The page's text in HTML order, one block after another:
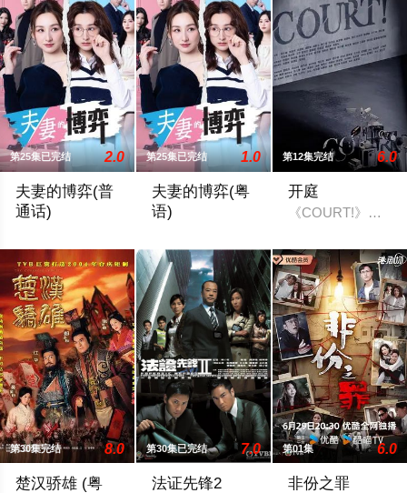
第25集已完结 2.0
夫妻的博弈(普
通话)
第25集已完结 1.0
夫妻的博弈(粤
语)
第12集完结 6.0
开庭
《COURT!》由3
第30集完结 8.0
楚汉骄雄 (粤
第30集已完结 7.0
法证先锋2
第01集 6.0
非份之罪